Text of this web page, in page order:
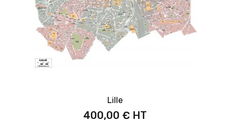
Lille
400,00 €